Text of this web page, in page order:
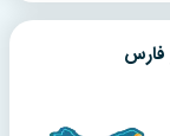
فارس